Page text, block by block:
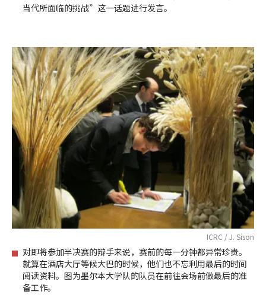
当代所面临的挑战”这一话题进行发言。
ICRC / J. Sison
对即将参加半决赛的辩手来说，赛前的每一分钟都异常珍贵。
就算在酒店大厅等候大巴的时候，他们也不忘利用最后的时间
阅读资料。图为墨尔本大学队的队员在前往会场前做最后的准
备工作。